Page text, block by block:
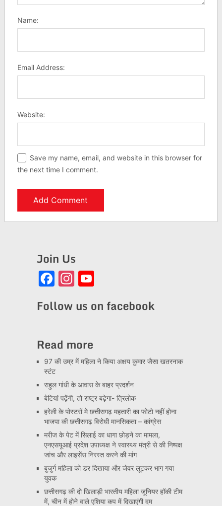
Name:
Email Address:
Website:
Save my name, email, and website in this browser for
the next time I comment.
Join Us
Facebook
Instagram
YouTube
Follow us on facebook
Read more
97 की उम्र में महिला ने किया अक्षय कुमार जैसा खतरनाक
स्टंट
राहुल गांधी के आवास के बाहर प्रदर्शन
बेटियां पढ़ेंगी, तो राष्ट्र बढ़ेगा- त्रिलोक
हरेली के पोस्टरों मे छत्तीसगढ़ महतारी का फोटो नहीं होना
भाजपा की छत्तीसगढ़ विरोधी मानसिकता – कांग्रेस
मरीज के पेट में सिलाई का धागा छोड़ने का मामला,
एनएसयूआई प्रदेश उपाध्यक्ष ने स्वास्थ्य मंत्री से की निष्पक्ष
जांच और लाइसेंस निरस्त करने की मांग
बुजुर्ग महिला को डर दिखाया और जेवर लूटकर भाग गया
युवक
छत्तीसगढ़ की दो खिलाड़ी भारतीय महिला जूनियर हॉकी टीम
में, चीन में होने वाले एशिया कप में दिखाएंगी दम